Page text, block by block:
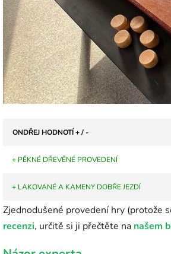
ONDŘEJ HODNOTÍ + / -
+ PĚKNÉ DŘEVĚNÉ PROVEDENÍ
+ LAKOVANÉ A KAMENY DOBŘE JEZDÍ
Zjednodušené provedení hry (protože
recenzi, určitě si ji přečtěte na našem